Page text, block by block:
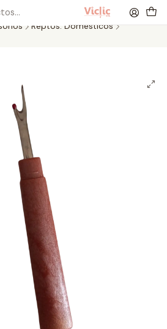
texto del slide
Leer más
Reptos. Domésticos